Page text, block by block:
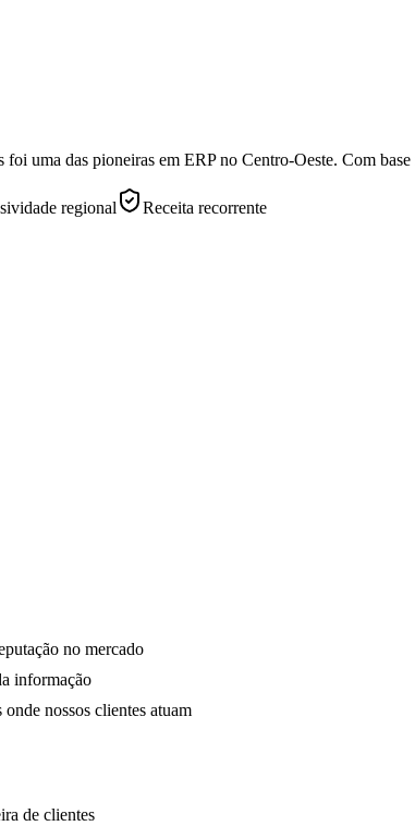
uma das pioneiras em ERP no Centro-Oeste. Com
regional
Receita recorrente
no mercado
informação
nossos clientes atuam
de clientes